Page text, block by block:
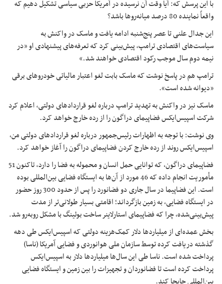
با این پرسش که: آیا وقت آن نرسیده در آمریکا حزبی سیاسی تشکیل دهیم که
واقعاً نماینده 80 درصد میانه‌روها باشد؟
این جدال علنی تا عصر پنج‌شنبه ادامه یافت و ماسک در واکنش به
سیاست‌های اقتصادی ترامپ، پیش‌بینی کرد که تعرفه‌های پیشنهادی او «در
نیمه دوم سال موجب رکود اقتصادی خواهند شد.»
ترامپ هم در پاسخ نوشت که ماسک بابت لغو اعتبار مالیاتی خودروهای برقی
«دیوانه شده است».
ماسک نیز در واکنش به تهدید ترامپ درباره لغو قراردادهای دولتی، اعلام کرد
شرکت اسپیس‌ایکس فضاپیمای دراگون را از رده خارج خواهد کرد.
وی نوشت: با توجه به اظهارات رئیس‌جمهور درباره لغو قراردادهای دولتی من،
اسپیس‌ایکس روند از رده خارج کردن فضاپیمای دراگون را آغاز خواهد کرد.
فضاپیمای دراگون، که توانایی حمل انسان و محموله به فضا را دارد، تاکنون 51
مأموریت انجام داده که 46 مورد از آن‌ها به ایستگاه فضایی بین‌المللی بوده
است. این فضاپیما در سال جاری دو فضانورد را پس از حدود 300 روز حضور
در ایستگاه فضایی، به زمین بازگرداند؛ اقامتی بسیار طولانی‌تر از مدت
پیش‌بینی‌شده، چرا که فضاپیمای استارلاینر ساخت بوئینگ با مشکل روبه‌رو شد.
بخش عمده‌ای از میلیاردها دلار کمک‌هزینه دولتی که اسپیس‌ایکس طی دهه
گذشته دریافت کرده توسط سازمان ملی هوانوردی و فضایی آمریکا (ناسا)
پرداخت شده است. ناسا طی این سال‌ها میلیاردها دلار به اسپیس‌ایکس
پرداخت کرده است تا فضانوردان و تجهیزات را بین زمین و ایستگاه فضایی